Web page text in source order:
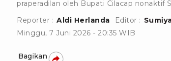
praperadilan oleh Bupati Cilacap nonaktif
Reporter : Aldi Herlanda Editor :
Minggu, 7 Juni 2026 - 20:35 WIB
Bagikan